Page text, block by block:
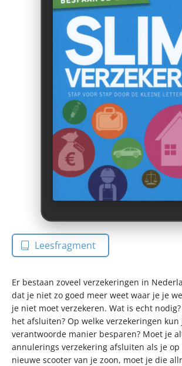
Leesfragment
Er bestaan zoveel verzekeringen in
dat je niet zo goed meer weet waar je je
je niet moet verzekeren. Wat is echt
het afsluiten? Op welke verzekeringen kun
verantwoorde manier besparen? Moet je
annulerings verzekering afsluiten als je op
nieuwe scooter van je zoon, moet je die